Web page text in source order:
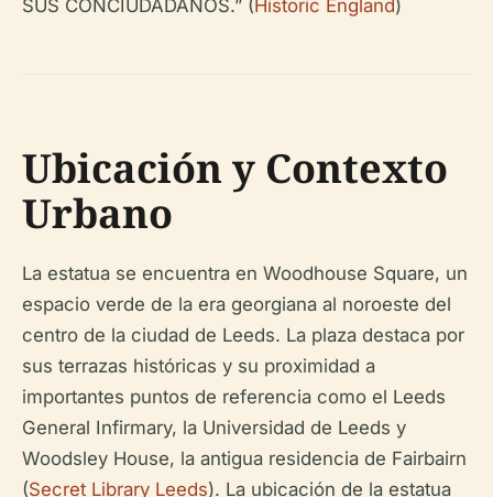
SUS CONCIUDADANOS.” (Historic England)
Ubicación y Contexto
Urbano
La estatua se encuentra en Woodhouse Square, un
espacio verde de la era georgiana al noroeste del
centro de la ciudad de Leeds. La plaza destaca por
sus terrazas históricas y su proximidad a
importantes puntos de referencia como el Leeds
General Infirmary, la Universidad de Leeds y
Woodsley House, la antigua residencia de Fairbairn
(Secret Library Leeds). La ubicación de la estatua